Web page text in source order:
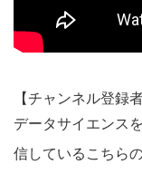
【チャンネル登録
データサイエンス
信しているこちら